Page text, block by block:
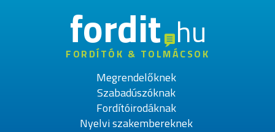
fordithu
FORDÍTÓK & TOLMÁCSOK
Megrendelőknek
Szabadúszóknak
Fordítóirodáknak
Nyelvi szakembereknek